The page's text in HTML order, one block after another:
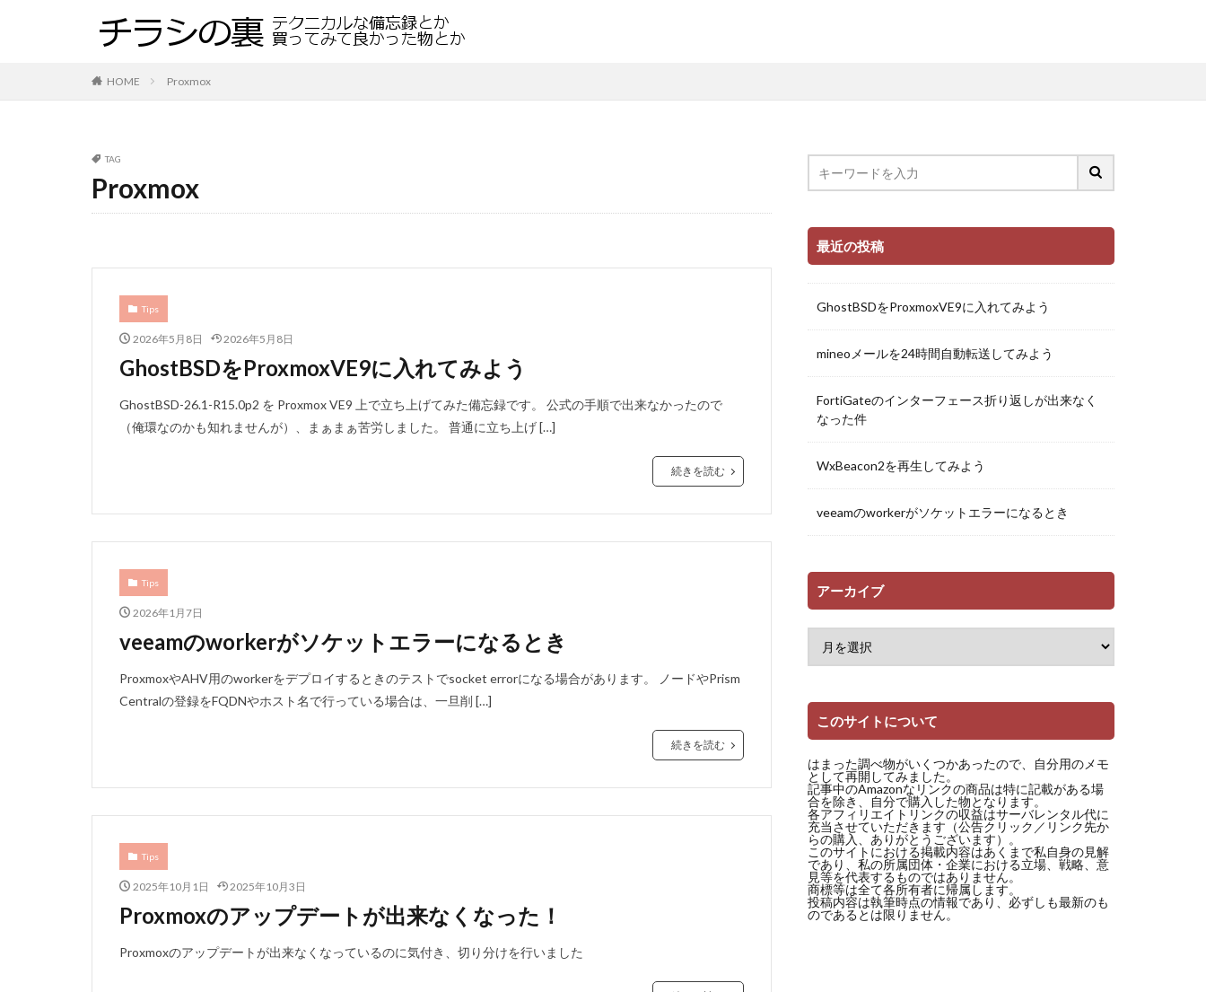
HOME Proxmox
TAG
Proxmox
Tips
2026年5月8日 2026年5月8日
GhostBSDをProxmoxVE9に入れてみよう
GhostBSD-26.1-R15.0p2 を Proxmox VE9 上で立ち上げてみた備忘録です。 公式の手順で出来なかったので
（俺環なのかも知れませんが）、まぁまぁ苦労しました。 普通に立ち上げ […]
続きを読む
Tips
2026年1月7日
veeamのworkerがソケットエラーになるとき
ProxmoxやAHV用のworkerをデプロイするときのテストでsocket errorになる場合があります。 ノードやPrism
Centralの登録をFQDNやホスト名で行っている場合は、一旦削 […]
続きを読む
Tips
2025年10月1日 2025年10月3日
Proxmoxのアップデートが出来なくなった！
Proxmoxのアップデートが出来なくなっているのに気付き、切り分けを行いました
最近の投稿
GhostBSDをProxmoxVE9に入れてみよう
mineoメールを24時間自動転送してみよう
FortiGateのインターフェース折り返しが出来なく
なった件
WxBeacon2を再生してみよう
veeamのworkerがソケットエラーになるとき
アーカイブ
このサイトについて
はまった調べ物がいくつかあったので、自分用のメモ
として再開してみました。
記事中のAmazonなリンクの商品は特に記載がある場
合を除き、自分で購入した物となります。
各アフィリエイトリンクの収益はサーバレンタル代に
充当させていただきます（公告クリック／リンク先か
らの購入、ありがとうございます）。
このサイトにおける掲載内容はあくまで私自身の見解
であり、私の所属団体・企業における立場、戦略、意
見等を代表するものではありません。
商標等は全て各所有者に帰属します。
投稿内容は執筆時点の情報であり、必ずしも最新のも
のであるとは限りません。